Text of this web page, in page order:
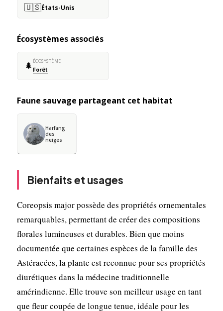
🇺🇸États-Unis
Écosystèmes associés
🌲 ÉCOSYSTÈME
Forêt
Faune sauvage partageant cet habitat
Harfang
des
neiges
Bienfaits et usages
Coreopsis major possède des propriétés ornementales
remarquables, permettant de créer des compositions
florales lumineuses et durables. Bien que moins
documentée que certaines espèces de la famille des
Astéracées, la plante est reconnue pour ses propriétés
diurétiques dans la médecine traditionnelle
amérindienne. Elle trouve son meilleur usage en tant
que fleur coupée de longue tenue, idéale pour les